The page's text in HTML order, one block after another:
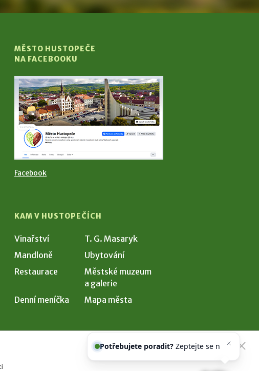
MĚSTO HUSTOPEČE
NA FACEBOOKU
Facebook
KAM V HUSTOPEČÍCH
Vinařství
T. G. Masaryk
Mandloně
Ubytování
Restaurace
Městské muzeum
a galerie
Denní meníčka
Mapa města
našeho asistenta Chett